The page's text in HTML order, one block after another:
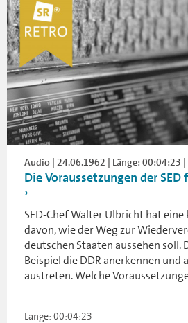
Audio | 24.06.1962 | Länge: 00:04:23
Die Voraussetzungen der
SED-Chef Walter Ulbricht hat
davon, wie der Weg zur
deutschen Staaten aussehen soll.
Beispiel die DDR anerkennen und
austreten. Welche
Länge: 00:04:23